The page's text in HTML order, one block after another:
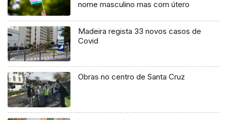
nome masculino mas com útero
Madeira regista 33 novos casos de
Covid
Obras no centro de Santa Cruz